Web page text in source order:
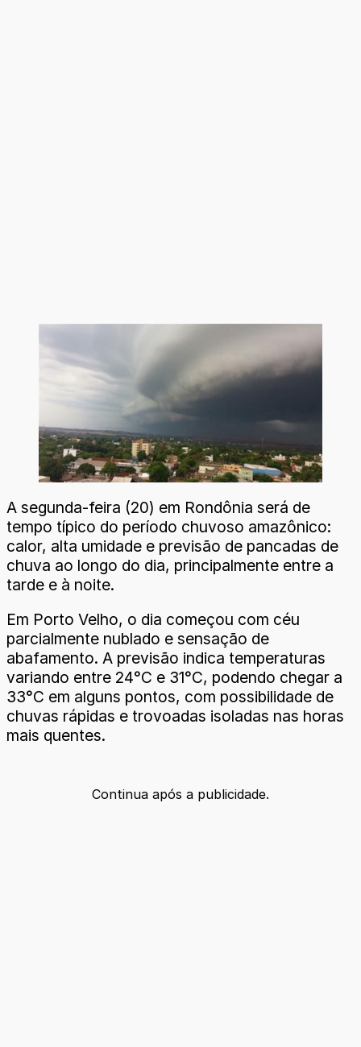
A segunda-feira (20) em Rondônia será de
tempo típico do período chuvoso amazônico:
calor, alta umidade e previsão de pancadas de
chuva ao longo do dia, principalmente entre a
tarde e à noite.
Em Porto Velho, o dia começou com céu
parcialmente nublado e sensação de
abafamento. A previsão indica temperaturas
variando entre 24°C e 31°C, podendo chegar a
33°C em alguns pontos, com possibilidade de
chuvas rápidas e trovoadas isoladas nas horas
mais quentes.
Continua após a publicidade.